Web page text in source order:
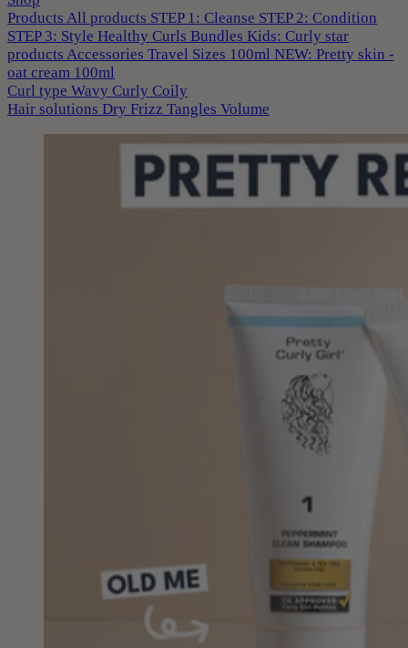
Products All products STEP 1: Cleanse STEP 2: Condition
STEP 3: Style Healthy Curls Bundles Kids: Curly star
products Accessories Travel Sizes 100ml NEW: Pretty skin -
oat cream 100ml
Curl type Wavy Curly Coily
Hair solutions Dry Frizz Tangles Volume